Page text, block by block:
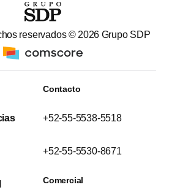
reservados © 2026 Grupo SDP
Contacto
+52-55-5538-5518
+52-55-5530-8671
Comercial